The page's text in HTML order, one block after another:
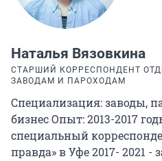
Наталья Вязовкина
СТАРШИЙ КОРРЕСПОНДЕНТ
ЗАВОДАМ И ПАРОХОДАМ
Специализация: заводы,
бизнес Опыт: 2013-2017
специальный
правда» в Уфе 2017- 2021 -